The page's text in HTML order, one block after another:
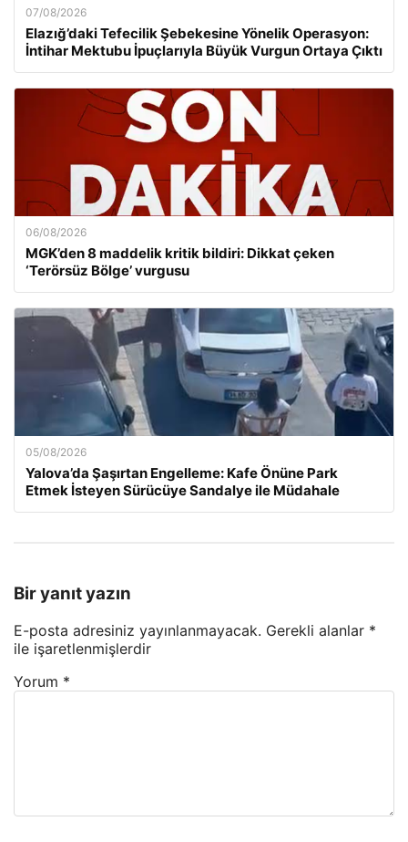
07/08/2026
Elazığ’daki Tefecilik Şebekesine Yönelik Operasyon:
İntihar Mektubu İpuçlarıyla Büyük Vurgun Ortaya Çıktı
06/08/2026
MGK’den 8 maddelik kritik bildiri: Dikkat çeken
‘Terörsüz Bölge’ vurgusu
05/08/2026
Yalova’da Şaşırtan Engelleme: Kafe Önüne Park
Etmek İsteyen Sürücüye Sandalye ile Müdahale
Bir yanıt yazın
E-posta adresiniz yayınlanmayacak. Gerekli alanlar *
ile işaretlenmişlerdir
Yorum *